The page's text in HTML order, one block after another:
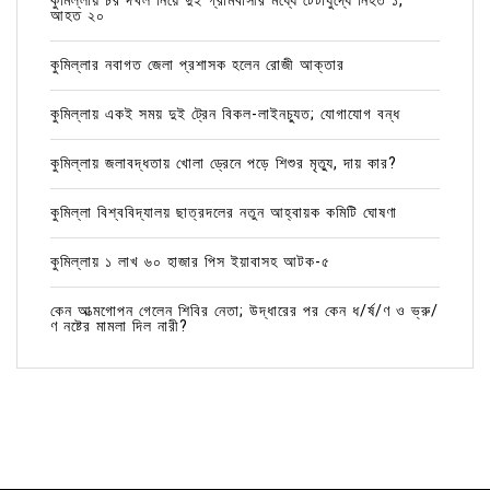
আহত ২০
কুমিল্লার নবাগত জেলা প্রশাসক হলেন রোজী আক্তার
কুমিল্লায় একই সময় দুই ট্রেন বিকল-লাইনচ্যুত; যোগাযোগ বন্ধ
কুমিল্লায় জলাবদ্ধতায় খোলা ড্রেনে পড়ে শিশুর মৃত্যু, দায় কার?
কুমিল্লা বিশ্ববিদ্যালয় ছাত্রদলের নতুন আহ্বায়ক কমিটি ঘোষণা
কুমিল্লায় ১ লাখ ৬০ হাজার পিস ইয়াবাসহ আটক-৫
কেন আত্মগোপন গেলেন শিবির নেতা; উদ্ধারের পর কেন ধ/র্ষ/ণ ও ভ্রু/
ণ নষ্টের মামলা দিল নারী?